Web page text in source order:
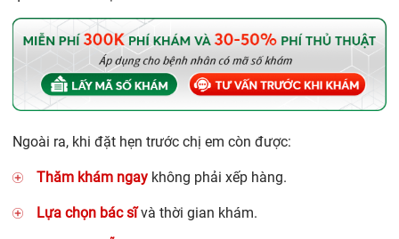
Ngoài ra, khi đặt hẹn trước chị em còn được:
Thăm khám ngay không phải xếp hàng.
Lựa chọn bác sĩvà thời gian khám.